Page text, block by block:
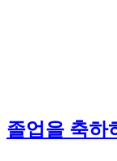
졸업을 축하